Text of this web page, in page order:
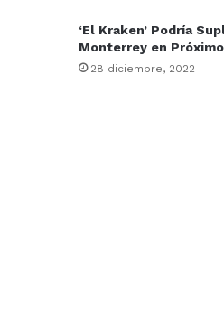
‘El Kraken’ Podría
Monterrey en
28 diciembre, 2022